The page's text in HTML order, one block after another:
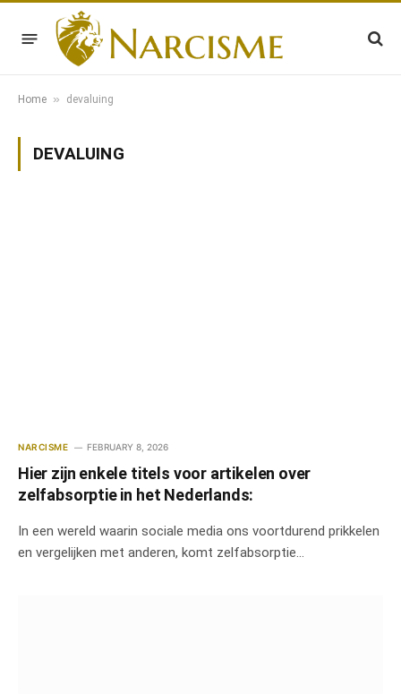
Home » devaluing
DEVALUING
NARCISME FEBRUARY 8, 2026
Hier zijn enkele titels voor artikelen over
zelfabsorptie in het Nederlands:
In een wereld waarin sociale media ons voortdurend prikkelen
en vergelijken met anderen, komt zelfabsorptie…